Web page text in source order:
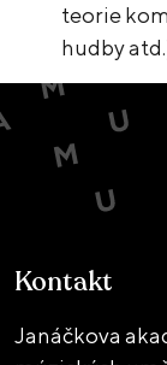
teorie
hudby
Kontakt
Janáčkova